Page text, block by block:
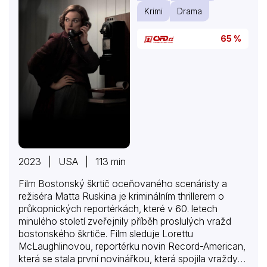
Krimi
Drama
65 %
2023 | USA | 113 min
Film Bostonský škrtič oceňovaného scenáristy a
režiséra Matta Ruskina je kriminálním thrillerem o
průkopnických reportérkách, které v 60. letech
minulého století zveřejnily příběh proslulých vražd
bostonského škrtiče. Film sleduje Lorettu
McLaughlinovou, reportérku novin Record-American,
která se stala první novinářkou, která spojila vraždy